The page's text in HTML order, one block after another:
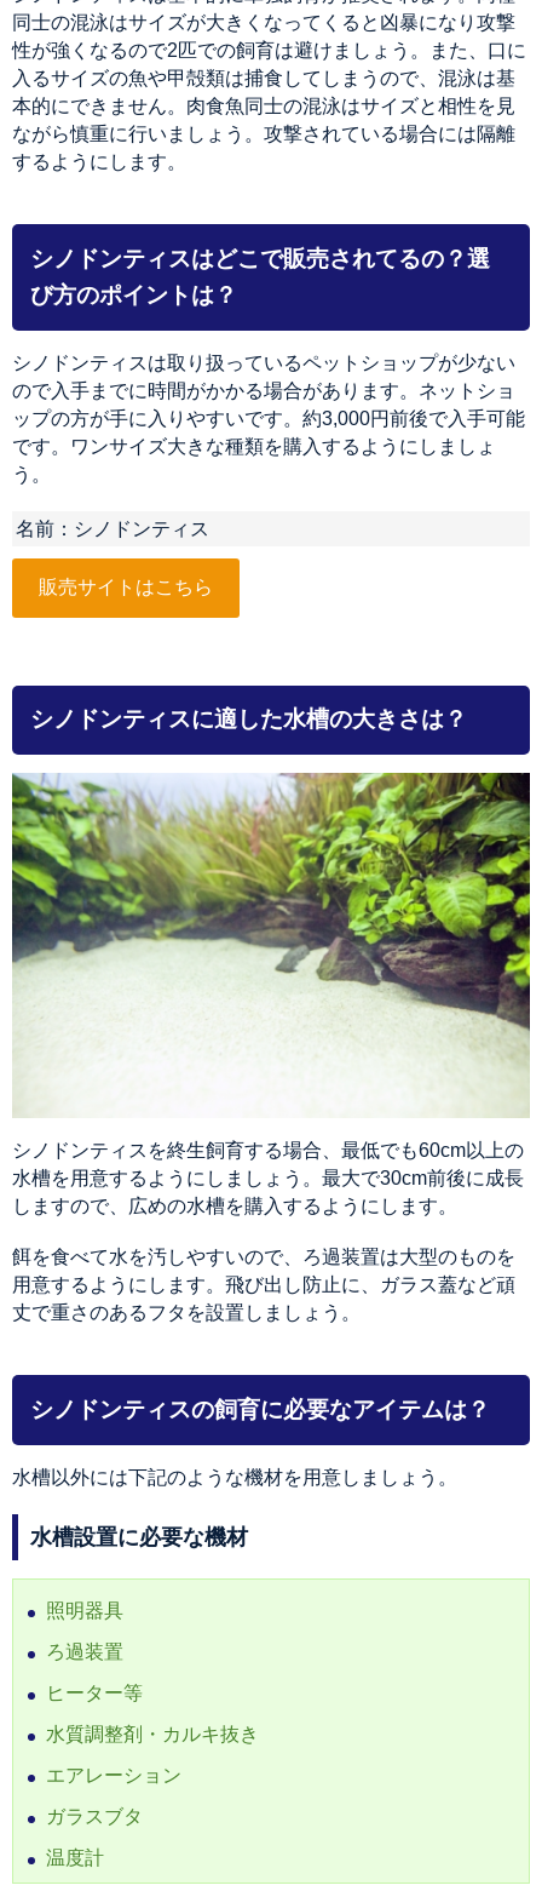
同士の混泳はサイズが大きくなってくると凶暴になり攻撃
性が強くなるので2匹での飼育は避けましょう。また、口に
入るサイズの魚や甲殻類は捕食してしまうので、混泳は基
本的にできません。肉食魚同士の混泳はサイズと相性を見
ながら慎重に行いましょう。攻撃されている場合には隔離
するようにします。
シノドンティスはどこで販売されてるの？選
び方のポイントは？
シノドンティスは取り扱っているペットショップが少ない
ので入手までに時間がかかる場合があります。ネットショ
ップの方が手に入りやすいです。約3,000円前後で入手可能
です。ワンサイズ大きな種類を購入するようにしましょ
う。
名前：シノドンティス
販売サイトはこちら
シノドンティスに適した水槽の大きさは？
シノドンティスを終生飼育する場合、最低でも60cm以上の
水槽を用意するようにしましょう。最大で30cm前後に成長
しますので、広めの水槽を購入するようにします。
餌を食べて水を汚しやすいので、ろ過装置は大型のものを
用意するようにします。飛び出し防止に、ガラス蓋など頑
丈で重さのあるフタを設置しましょう。
シノドンティスの飼育に必要なアイテムは？
水槽以外には下記のような機材を用意しましょう。
水槽設置に必要な機材
照明器具
ろ過装置
ヒーター等
水質調整剤・カルキ抜き
エアレーション
ガラスブタ
温度計